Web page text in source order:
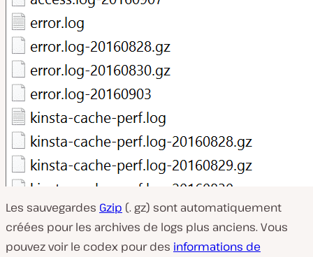
Les sauvegardes Gzip (. gz) sont automatiquement
créées pour les archives de logs plus anciens. Vous
pouvez voir le codex pour des informations de